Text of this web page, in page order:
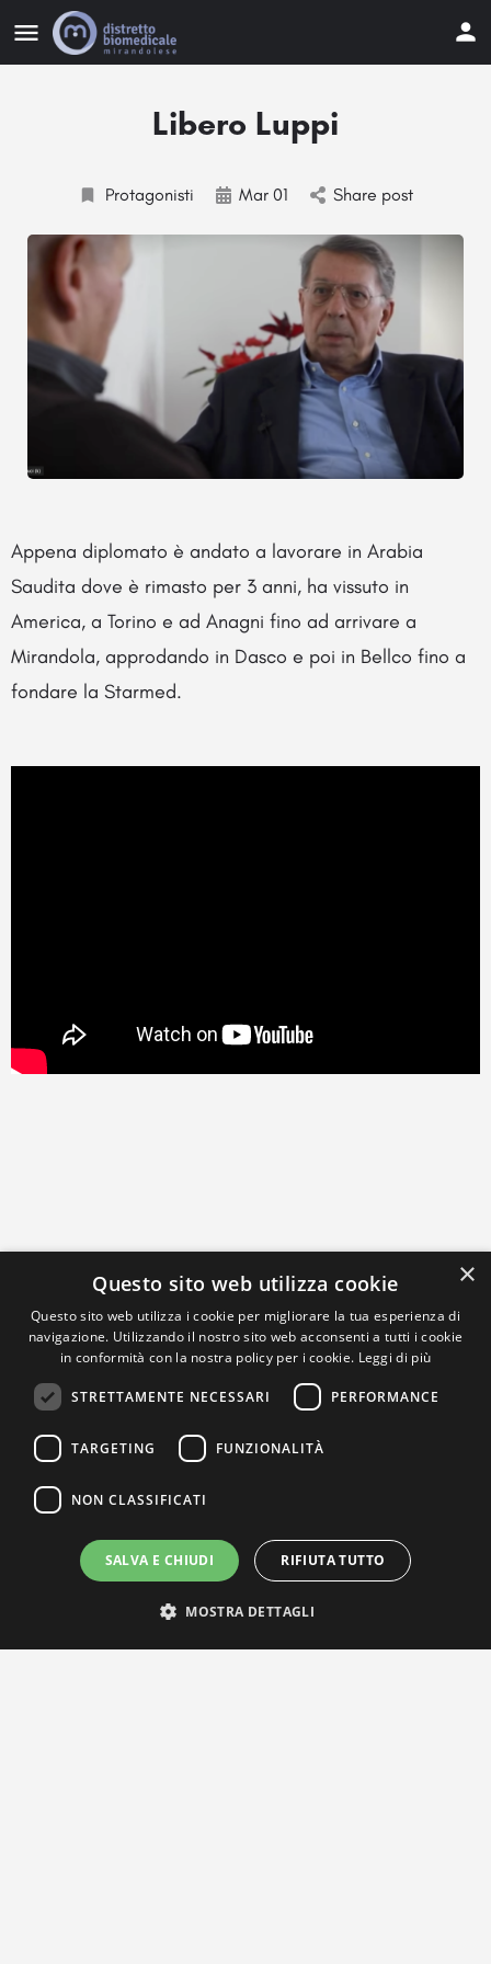
Libero Luppi
Protagonisti Mar 01 Share post
Appena diplomato è andato a lavorare in Arabia
Saudita dove è rimasto per 3 anni, ha vissuto in
America, a Torino e ad Anagni fino ad arrivare a
Mirandola, approdando in Dasco e poi in Bellco fino a
fondare la Starmed.
×
Questo sito web utilizza cookie
Questo sito web utilizza i cookie per migliorare la tua esperienza di
navigazione. Utilizzando il nostro sito web acconsenti a tutti i cookie
in conformità con la nostra policy per i cookie. Leggi di più
STRETTAMENTE NECESSARI PERFORMANCE
TARGETING FUNZIONALITÀ
NON CLASSIFICATI
SALVA E CHIUDI RIFIUTA TUTTO
MOSTRA DETTAGLI